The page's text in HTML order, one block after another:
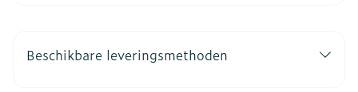
Beschikbare leveringsmethoden